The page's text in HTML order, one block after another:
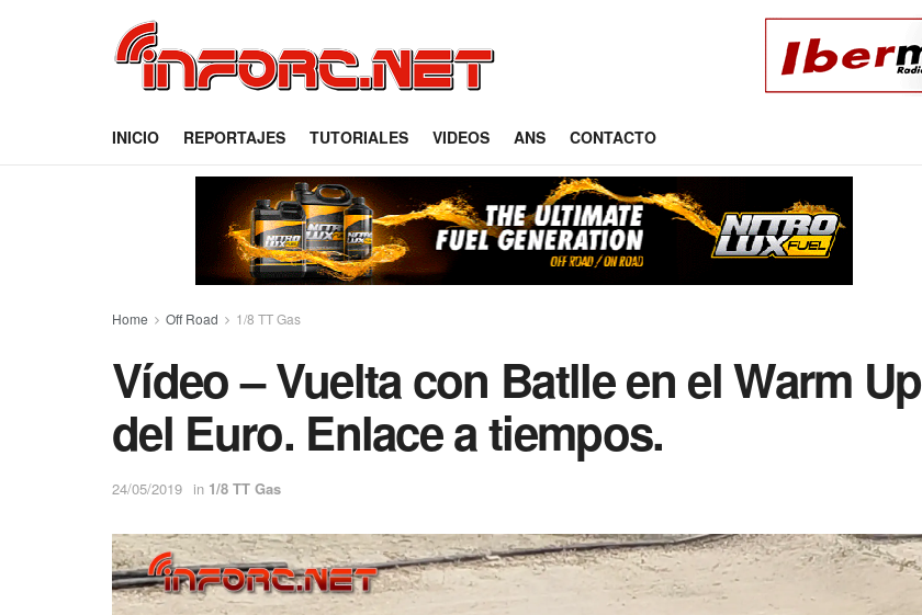
INICIO REPORTAJES TUTORIALES VIDEOS ANS CONTACTO
Home Off Road 1/8 TT Gas
Vídeo – Vuelta con Batlle en el Warm Up
del Euro. Enlace a tiempos.
24/05/2019 in 1/8 TT Gas